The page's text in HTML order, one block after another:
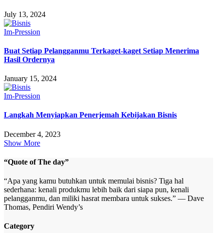
July 13, 2024
Im-Pression
Buat Setiap Pelangganmu Terkaget-kaget Setiap Menerima
Hasil Ordernya
January 15, 2024
Im-Pression
Langkah Menyiapkan Penerjemah Kebijakan Bisnis
December 4, 2023
Show More
“Quote of The day”
“Apa yang kamu butuhkan untuk memulai bisnis? Tiga hal
sederhana: kenali produkmu lebih baik dari siapa pun, kenali
pelangganmu, dan miliki hasrat membara untuk sukses.” — Dave
Thomas, Pendiri Wendy’s
Category